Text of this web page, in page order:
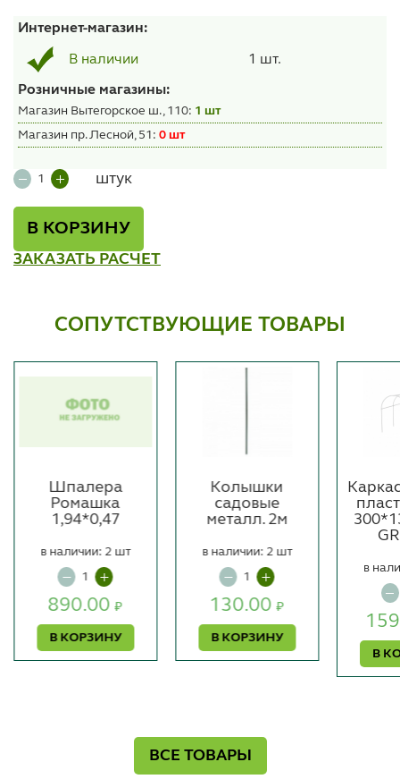
Интернет-магазин:
В наличии 1 шт.
Розничные магазины:
Магазин Вытегорское ш., 110: 1 шт
Магазин пр. Лесной, 51: 0 шт
штук
В КОРЗИНУ
ЗАКАЗАТЬ РАСЧЕТ
СОПУТСТВУЮЩИЕ ТОВАРЫ
Шпалера
Ромашка
1,94*0,47
890.00₽
В КОРЗИНУ
в наличии: 2 шт
Колышки
садовые
металл. 2м
130.00₽
В КОРЗИНУ
в наличии: 2 шт
В
в
ВСЕ ТОВАРЫ